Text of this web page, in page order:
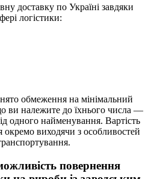
доставку по Україні завдяки
логістики:
обмеження на мінімальний
ви належите до їхнього числа —
одного найменування. Вартість
окремо виходячи з особливостей
повернення